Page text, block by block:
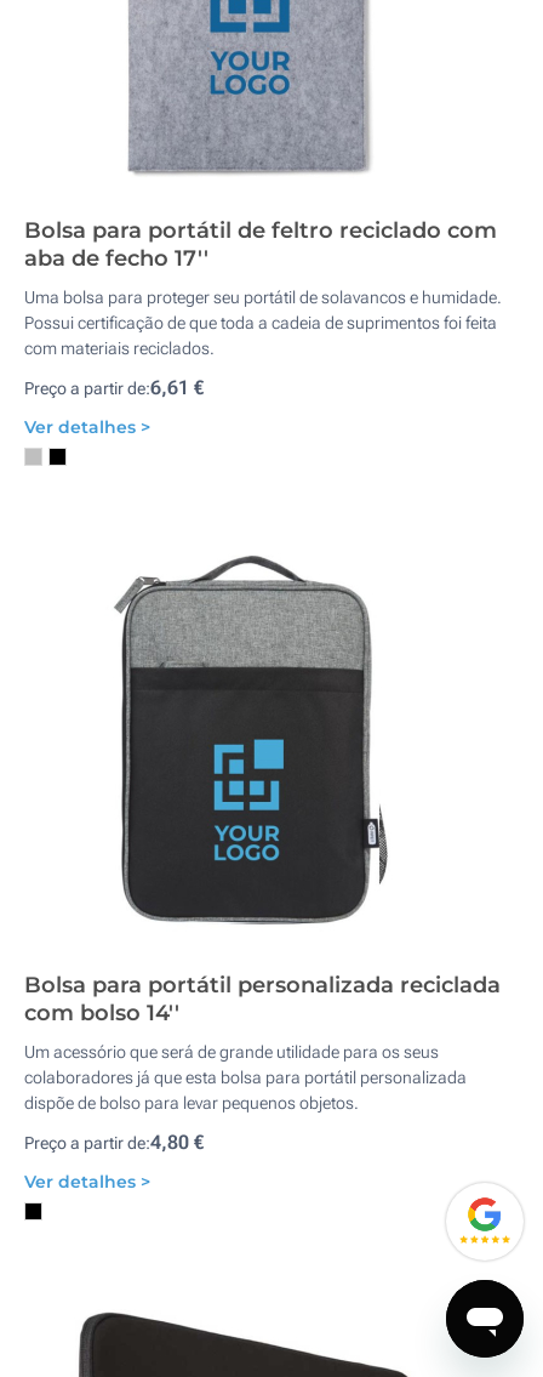
Bolsa para portátil de feltro reciclado com
aba de fecho 17''
Uma bolsa para proteger seu portátil de solavancos e humidade.
Possui certificação de que toda a cadeia de suprimentos foi feita
com materiais reciclados.
Preço a partir de:6,61 €
Ver detalhes >
Bolsa para portátil personalizada reciclada
com bolso 14''
Um acessório que será de grande utilidade para os seus
colaboradores já que esta bolsa para portátil personalizada
dispõe de bolso para levar pequenos objetos.
Preço a partir de:4,80 €
Ver detalhes >